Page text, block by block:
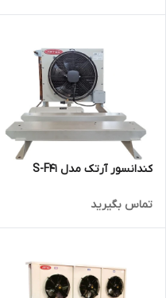
کندانسور آرتک مدل S-F41
تماس بگیرید